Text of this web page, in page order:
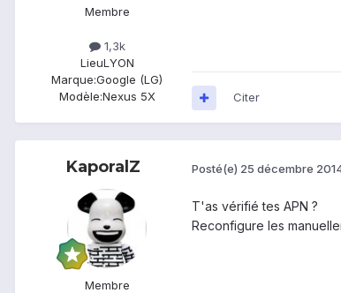
Membre
1,3k
LieuLYON
Marque:Google (LG)
Modèle:Nexus 5X Citer
KaporalZ
Membre
Posté(e) 25 décembre
T'as vérifié tes APN ?
Reconfigure les